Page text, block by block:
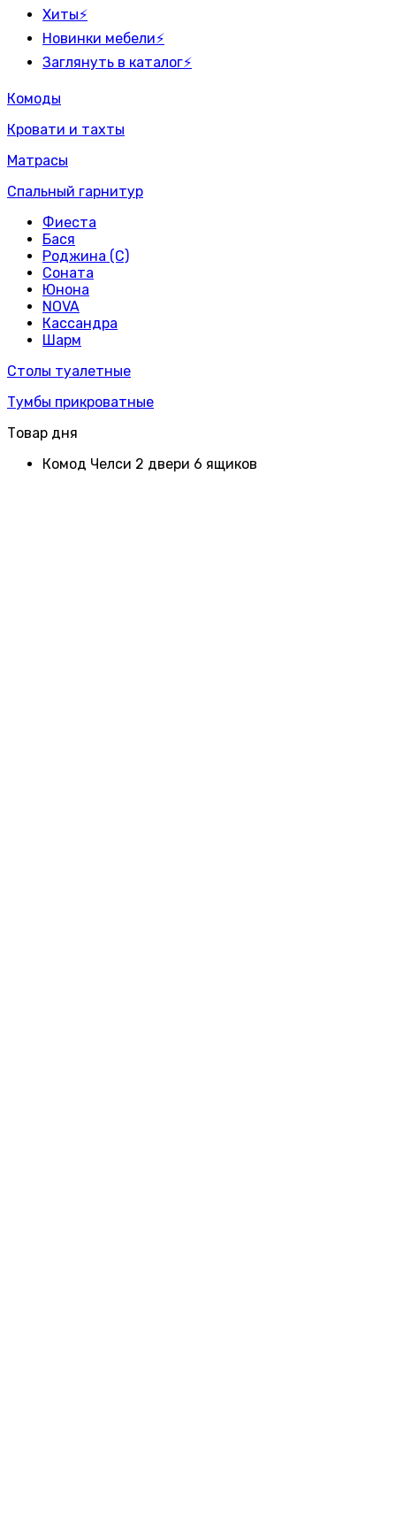
Хиты⚡
Новинки мебели⚡
Заглянуть в каталог⚡
Комоды
Кровати и тахты
Матрасы
Спальный гарнитур
Фиеста
Бася
Роджина (С)
Соната
Юнона
NOVA
Кассандра
Шарм
Столы туалетные
Тумбы прикроватные
Товар дня
Комод Челси 2 двери 6 ящиков